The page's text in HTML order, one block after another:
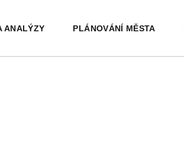
ANALÝZY PLÁNOVÁNÍ MĚSTA